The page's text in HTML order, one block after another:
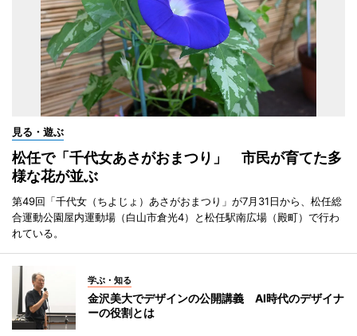
見る・遊ぶ
松任で「千代女あさがおまつり」 市民が育てた多
様な花が並ぶ
第49回「千代女（ちよじょ）あさがおまつり」が7月31日から、松任総
合運動公園屋内運動場（白山市倉光4）と松任駅南広場（殿町）で行わ
れている。
学ぶ・知る
金沢美大でデザインの公開講義 AI時代のデザイナ
ーの役割とは